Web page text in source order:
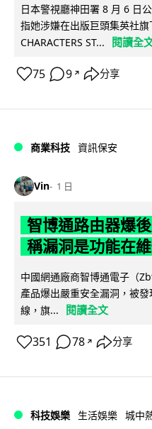
日本警視廳神田署 8 月 6 日
指她涉嫌在出版巨頭集英社旗
CHARACTERS ST...
閱讀全
75 9 ↗ 分享
商業科技 資訊保安
Vin 1 日
智博通路由器爆
稱漏洞是功能在
中國網通廠商智博通電子（
產品爆出嚴重安全漏洞，被
線，旗...
閱讀全文
351 78 ↗ 分享
科技娛樂 生活娛樂 城中